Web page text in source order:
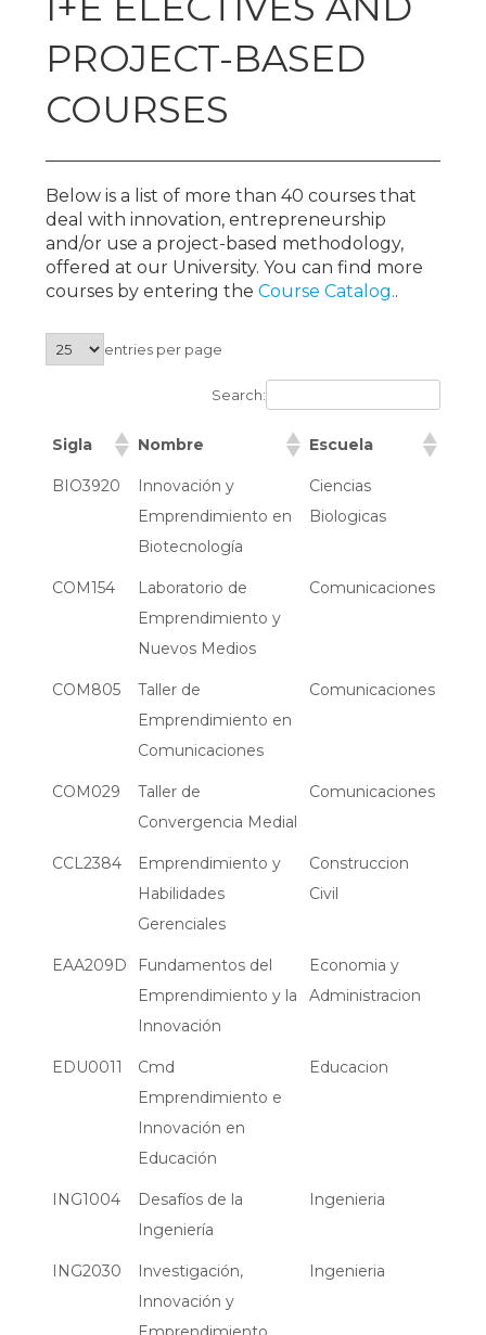
PROJECT-BASED
COURSES
Below is a list of more than 40 courses that
deal with innovation, entrepreneurship
and/or use a project-based methodology,
offered at our University. You can find more
courses by entering theCourse Catalog..
entries per page
Search:
Sigla Nombre Escuela
BIO3920
Innovación y
Emprendimiento en
Biotecnología
Ciencias
Biologicas
COM154
Laboratorio de
Emprendimiento y
Nuevos Medios
Comunicaciones
COM805
Taller de
Emprendimiento en
Comunicaciones
Comunicaciones
COM029
Taller de
Convergencia Medial
Comunicaciones
CCL2384
Emprendimiento y
Habilidades
Gerenciales
Construccion
Civil
EAA209D
Fundamentos del
Emprendimiento y la
Innovación
Economia y
Administracion
EDU0011
Cmd
Emprendimiento e
Innovación en
Educación
Educacion
ING1004
Desafíos de la
Ingeniería
Ingenieria
ING2030
Investigación,
Innovación y
Ingenieria